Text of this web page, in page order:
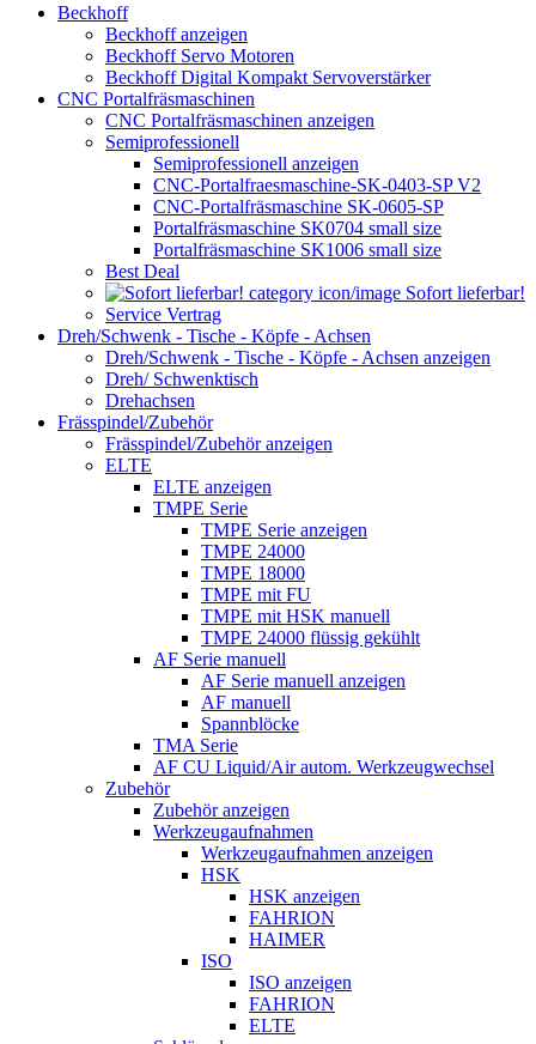
Beckhoff
Beckhoff anzeigen
Beckhoff Servo Motoren
Beckhoff Digital Kompakt Servoverstärker
CNC Portalfräsmaschinen
CNC Portalfräsmaschinen anzeigen
Semiprofessionell
Semiprofessionell anzeigen
CNC-Portalfraesmaschine-SK-0403-SP V2
CNC-Portalfräsmaschine SK-0605-SP
Portalfräsmaschine SK0704 small size
Portalfräsmaschine SK1006 small size
Best Deal
Sofort lieferbar!
Service Vertrag
Dreh/Schwenk - Tische - Köpfe - Achsen
Dreh/Schwenk - Tische - Köpfe - Achsen anzeigen
Dreh/ Schwenktisch
Drehachsen
Frässpindel/Zubehör
Frässpindel/Zubehör anzeigen
ELTE
ELTE anzeigen
TMPE Serie
TMPE Serie anzeigen
TMPE 24000
TMPE 18000
TMPE mit FU
TMPE mit HSK manuell
TMPE 24000 flüssig gekühlt
AF Serie manuell
AF Serie manuell anzeigen
AF manuell
Spannblöcke
TMA Serie
AF CU Liquid/Air autom. Werkzeugwechsel
Zubehör
Zubehör anzeigen
Werkzeugaufnahmen
Werkzeugaufnahmen anzeigen
HSK
HSK anzeigen
FAHRION
HAIMER
ISO
ISO anzeigen
FAHRION
ELTE